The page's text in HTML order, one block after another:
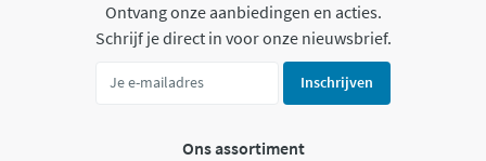
Ontvang onze aanbiedingen en acties.
Schrijf je direct in voor onze nieuwsbrief.
Inschrijven
Ons assortiment